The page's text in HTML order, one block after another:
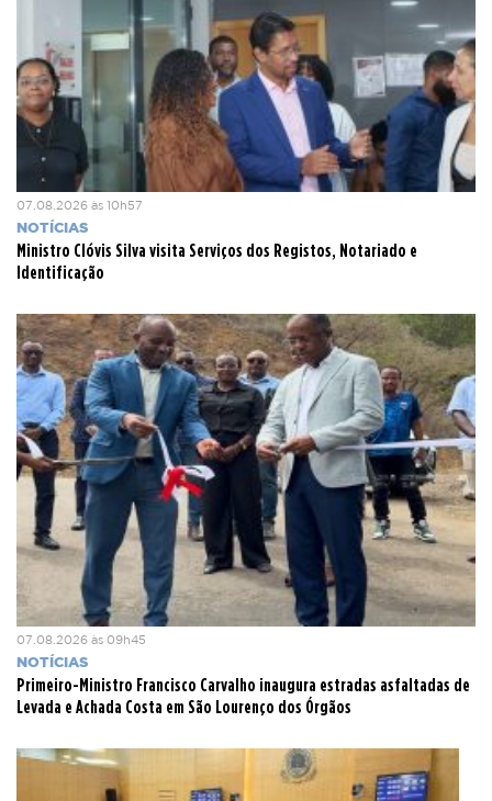
07.08.2026 às 10h57
NOTÍCIAS
Ministro Clóvis Silva visita Serviços dos Registos, Notariado e
Identificação
07.08.2026 às 09h45
NOTÍCIAS
Primeiro-Ministro Francisco Carvalho inaugura estradas asfaltadas de
Levada e Achada Costa em São Lourenço dos Órgãos